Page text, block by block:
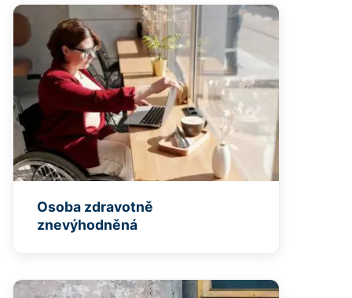
Osoba zdravotně
znevýhodněná